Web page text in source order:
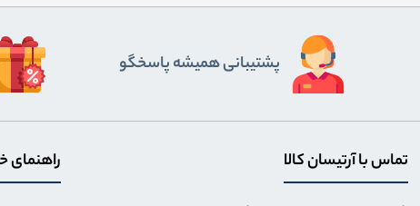
پشتیبانی همیشه پاسخگو
تماس با آرتیسان کالا راهنمای